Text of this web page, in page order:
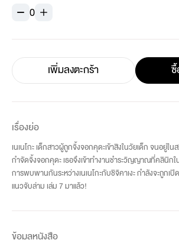
0
เพิ่มลงตะกร้า
เรื่องย่อ
เนเนโกะ เด็กสาวผู้ถูกจิ้งจอกคุดะเข้าสิงในวัยเด็ก จนอยู่
กำจัดจิ้งจอกคุดะ เธอจึงเข้าทำงานชำระวิญญาณที่คลินิกใน
การพบพานกันระหว่างเนเนโกะกับชิจิคาเงะ กำลังจะถูกเ
แนวจับล่าม เล่ม 7 มาแล้ว!
ข้อมูลหนังสือ